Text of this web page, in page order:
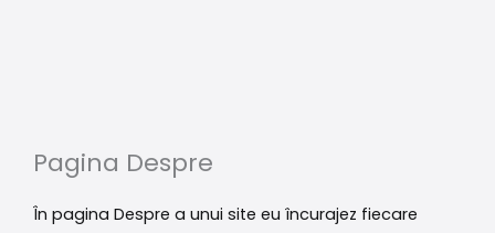
Pagina Despre
În pagina Despre a unui site eu încurajez fiecare